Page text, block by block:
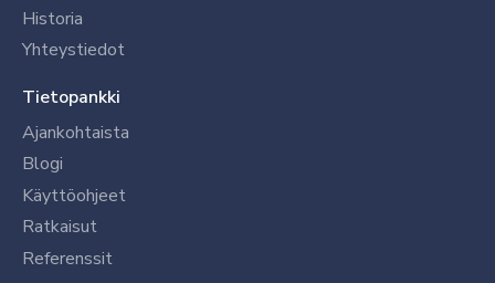
Historia
Yhteystiedot
Tietopankki
Ajankohtaista
Blogi
Käyttöohjeet
Ratkaisut
Referenssit